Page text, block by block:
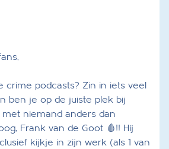
crime podcasts? Zin in iets veel
ben je op de juiste plek bij
niemand anders dan
Frank van de Goot 🩸!! Hij
kijkje in zijn werk (als 1 van